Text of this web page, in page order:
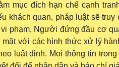
mục đích hạn chế cạnh
khách quan, pháp luật sẽ
phạm, Người đứng đầu cơ
mặt với các hình thức xử lý
luật định. Mọi thông tin